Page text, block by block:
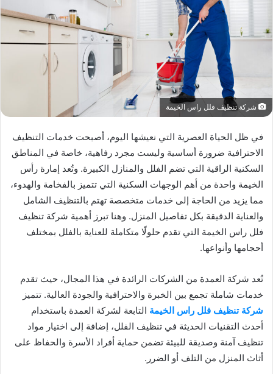
شركة تنظيف فلل راس الخيمة
في ظل الحياة العصرية التي نعيشها اليوم، أصبحت خدمات التنظيف
الاحترافية ضرورة أساسية وليست مجرد رفاهية، خاصة في المناطق
السكنية الراقية التي تضم الفلل والمنازل الكبيرة. وتُعد إمارة رأس
الخيمة واحدة من أهم الوجهات السكنية التي تتميز بالفخامة والهدوء،
مما يزيد من الحاجة إلى خدمات متخصصة تهتم بالتنظيف الشامل
والعناية الدقيقة بكل تفاصيل المنزل. وهنا تبرز أهمية شركة تنظيف
فلل راس الخيمة التي تقدم حلولًا متكاملة للعناية بالفلل بمختلف
أحجامها وأنواعها.
تُعد شركة العمدة من الشركات الرائدة في هذا المجال، حيث تقدم
خدمات شاملة تجمع بين الخبرة والاحترافية والجودة العالية. تتميز
شركة تنظيف فلل راس الخيمة التابعة لشركة العمدة باستخدام
أحدث التقنيات الحديثة في تنظيف الفلل، إضافة إلى اختيار مواد
تنظيف آمنة وصديقة للبيئة تضمن حماية أفراد الأسرة والحفاظ على
أثاث المنزل من التلف أو الضرر.